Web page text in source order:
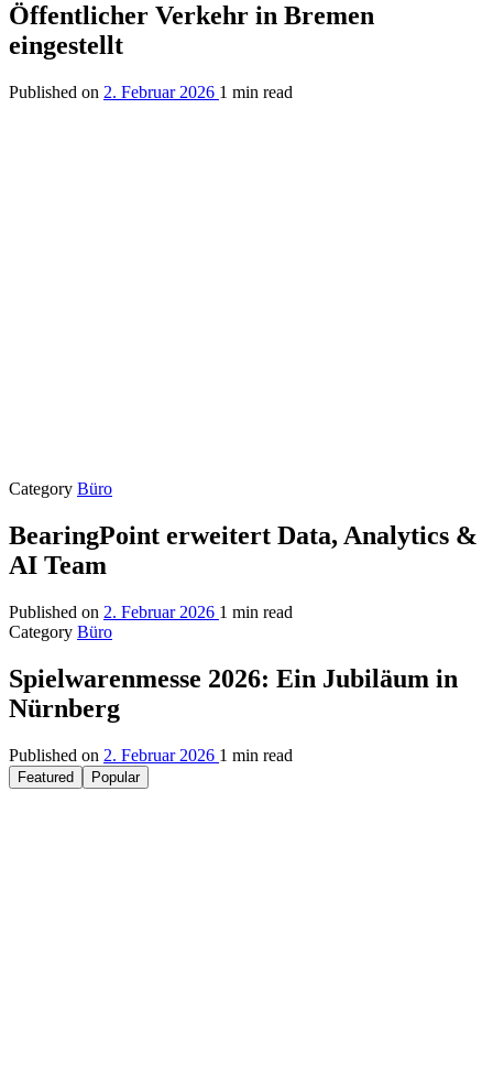
Öffentlicher Verkehr in Bremen
eingestellt
Published on 2. Februar 2026 1 min read
Category Büro
BearingPoint erweitert Data, Analytics &
AI Team
Published on 2. Februar 2026 1 min read
Category Büro
Spielwarenmesse 2026: Ein Jubiläum in
Nürnberg
Published on 2. Februar 2026 1 min read
Featured Popular